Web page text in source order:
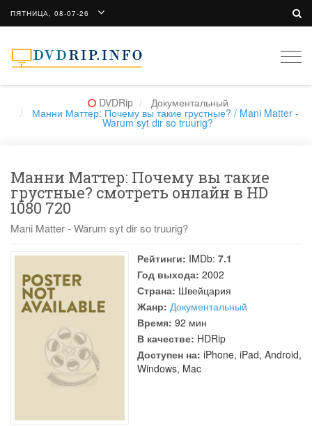
ПЯТНИЦА, 08-07-26
DVDRip Документальный
Манни Маттер: Почему вы такие грустные? / Mani Matter -
Warum syt dir so truurig?
Манни Маттер: Почему вы такие
грустные? смотреть онлайн в HD
1080 720
Mani Matter - Warum syt dir so truurig?
Рейтинги: IMDb: 7.1
Год выхода: 2002
Страна: Швейцария
Жанр: Документальный
Время: 92 мин
В качестве: HDRip
Доступен на: iPhone, iPad, Android,
Windows, Mac